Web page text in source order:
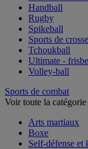
Handball
Rugby
Spikeball
Sports de crosse
Tchoukball
Ultimate -
Volley-ball
Sports de combat
Voir toute la catégorie
Arts martiaux
Boxe
Self-défense et